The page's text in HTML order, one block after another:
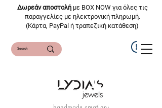
Δωρεάν αποστολή με BOX NOW για όλες τις
παραγγελίες με ηλεκτρονική πληρωμή.
(Κάρτα, PayPal ή τραπεζική κατάθεση)